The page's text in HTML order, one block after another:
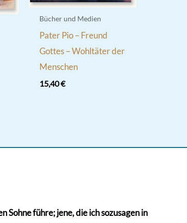
Bücher und Medien
Pater Pio – Freund
Gottes – Wohltäter der
Menschen
15,40€
Sohne führe; jene, die ich sozusagen in